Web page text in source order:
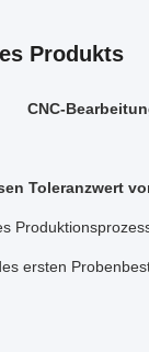
Produkts
CNC-
Toleranzwert
ersten